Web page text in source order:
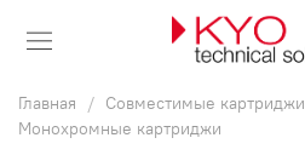
Главная
Совместимые картриджи
Монохромные картриджи